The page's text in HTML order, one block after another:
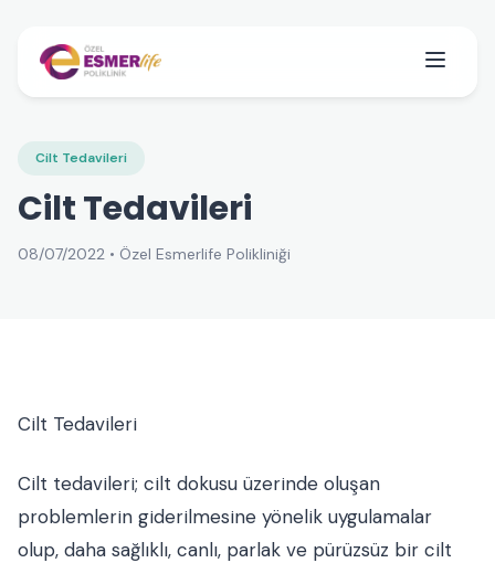
Cilt Tedavileri
Cilt Tedavileri
08/07/2022 • Özel Esmerlife Polikliniği
Cilt Tedavileri
Cilt tedavileri; cilt dokusu üzerinde oluşan
problemlerin giderilmesine yönelik uygulamalar
olup, daha sağlıklı, canlı, parlak ve pürüzsüz bir cilt